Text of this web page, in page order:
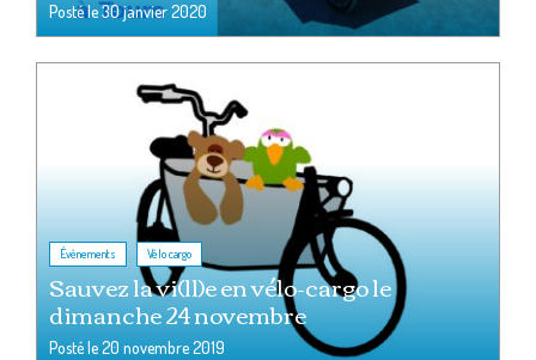
Posté le30 janvier 2020
Événements Vélo cargo
Sauvez la vi(ll)e en vélo-cargo le
dimanche 24 novembre
Posté le20 novembre 2019